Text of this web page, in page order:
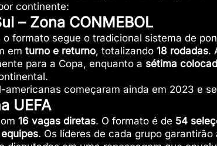
continente:
– Zona CONMEBOL
o formato segue o tradicional sistema de
em turno e returno, totalizando 18 rodadas.
para a Copa, enquanto a sétima
americanas começaram ainda em 2023 e
UEFA
16 vagas diretas. O formato é de 54
. Os líderes de cada grupo